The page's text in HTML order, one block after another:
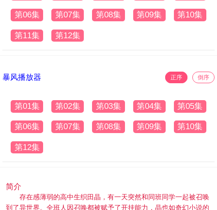
第06集 第07集 第08集 第09集 第10集
第11集 第12集
暴风播放器 正序 倒序
第01集 第02集 第03集 第04集 第05集
第06集 第07集 第08集 第09集 第10集
第12集
简介
存在感薄弱的高中生织田晶，有一天突然和同班同学一起被召唤
到了异世界。全班人因召唤都被赋予了开挂能力，晶也如奇幻小说的